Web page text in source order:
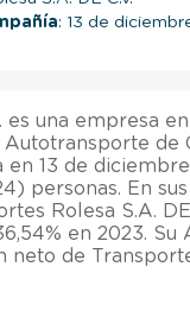
: 13 de
es una empresa
de
13 de diciembre
personas. En
Rolesa S.A.
en 2023. Su
de